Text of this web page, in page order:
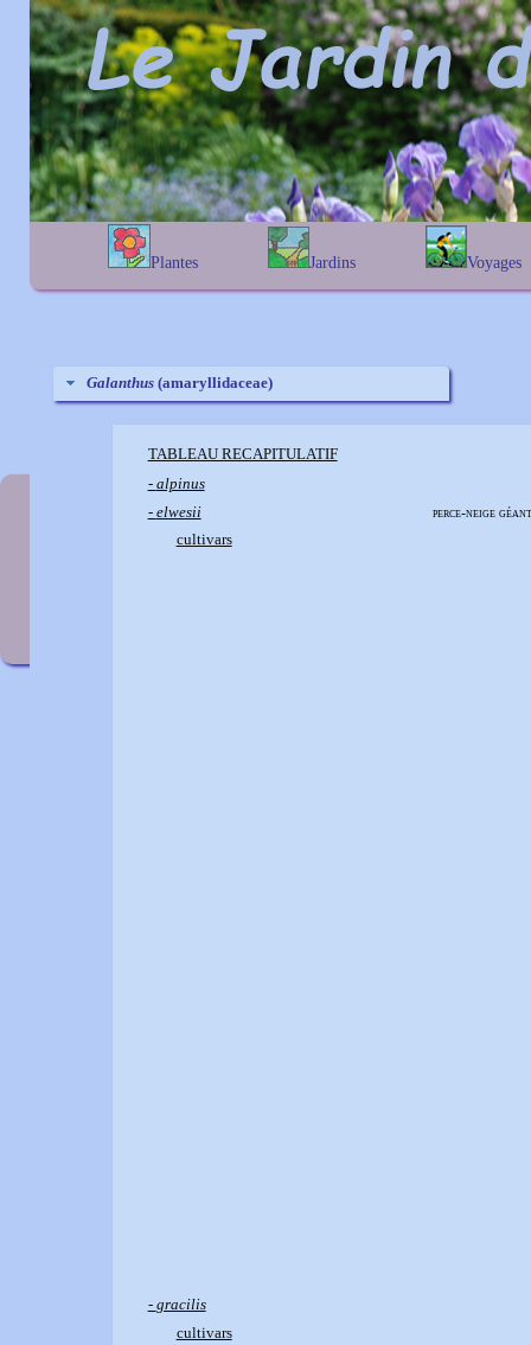
Plantes
A B C D
E
R
T
U
V W X
Y
Jardins
alphabétique
Voyages
En Belgique
Galanthus (amaryllidaceae)
TABLEAU RECAPITULATIF
- alpinus
- elwesii perce-neige géant
cultivars
- gracilis
cultivars